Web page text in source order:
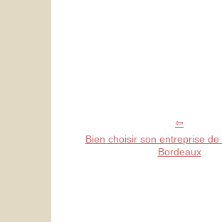
Bien choisir son entreprise de
Bordeaux